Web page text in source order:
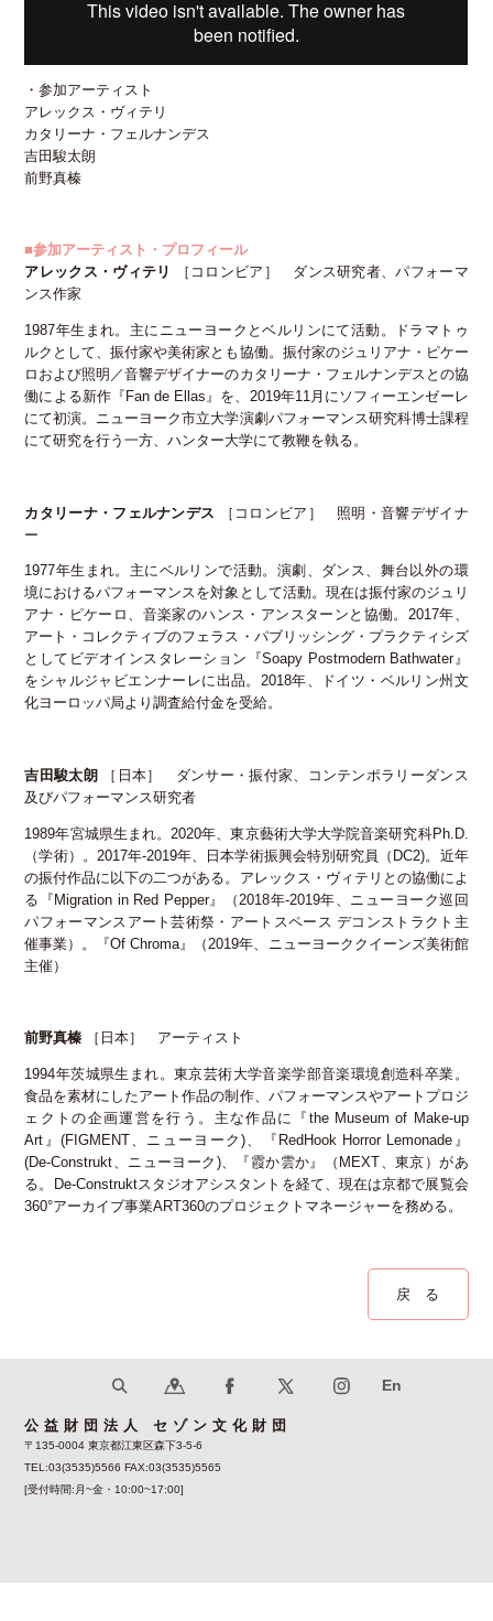
・参加アーティスト
アレックス・ヴィテリ
カタリーナ・フェルナンデス
吉田駿太朗
前野真榛
■参加アーティスト・プロフィール
アレックス・ヴィテリ
［コロンビア］ ダンス研究者、パフォーマ
ンス作家
1987年生まれ。主にニューヨークとベルリンにて活動。ドラマトゥ
ルクとして、振付家や美術家とも協働。振付家のジュリアナ・ピケー
ロおよび照明／音響デザイナーのカタリーナ・フェルナンデスとの協
働による新作『Fan de Ellas』を、2019年11月にソフィーエンゼーレ
にて初演。ニューヨーク市立大学演劇パフォーマンス研究科博士課程
にて研究を行う一方、ハンター大学にて教鞭を執る。
カタリーナ・フェルナンデス ［コロンビア］ 照明・音響デザイナ
ー
1977年生まれ。主にベルリンで活動。演劇、ダンス、舞台以外の環
境におけるパフォーマンスを対象として活動。現在は振付家のジュリ
アナ・ピケーロ、音楽家のハンス・アンスターンと協働。2017年、
アート・コレクティブのフェラス・パブリッシング・プラクティシズ
としてビデオインスタレーション『Soapy Postmodern Bathwater』
をシャルジャビエンナーレに出品。2018年、ドイツ・ベルリン州文
化ヨーロッパ局より調査給付金を受給。
吉田駿太朗
［日本］ ダンサー・振付家、コンテンポラリーダンス
及びパフォーマンス研究者
1989年宮城県生まれ。2020年、東京藝術大学大学院音楽研究科Ph.D.
（学術）。2017年-2019年、日本学術振興会特別研究員（DC2)。近年
の振付作品に以下の二つがある。アレックス・ヴィテリとの協働によ
る『Migration in Red Pepper』（2018年-2019年、ニューヨーク巡回
パフォーマンスアート芸術祭・アートスペース デコンストラクト主
催事業）。『Of Chroma』（2019年、ニューヨーククイーンズ美術館
主催）
前野真榛 ［日本］ アーティスト
1994年茨城県生まれ。東京芸術大学音楽学部音楽環境創造科卒業。
食品を素材にしたアート作品の制作、パフォーマンスやアートプロジ
ェクトの企画運営を行う。主な作品に『the Museum of Make-up
Art』(FIGMENT、ニューヨーク)、『RedHook Horror Lemonade』
(De-Construkt、ニューヨーク)、『霞か雲か』（MEXT、東京）があ
る。De-Construktスタジオアシスタントを経て、現在は京都で展覧会
360°アーカイブ事業ART360のプロジェクトマネージャーを務める。
戻 る
公益財団法人 セゾン文化財団
〒135-0004 東京都江東区森下3-5-6
TEL:03(3535)5566 FAX:03(3535)5565
[受付時間:月~金・10:00~17:00]